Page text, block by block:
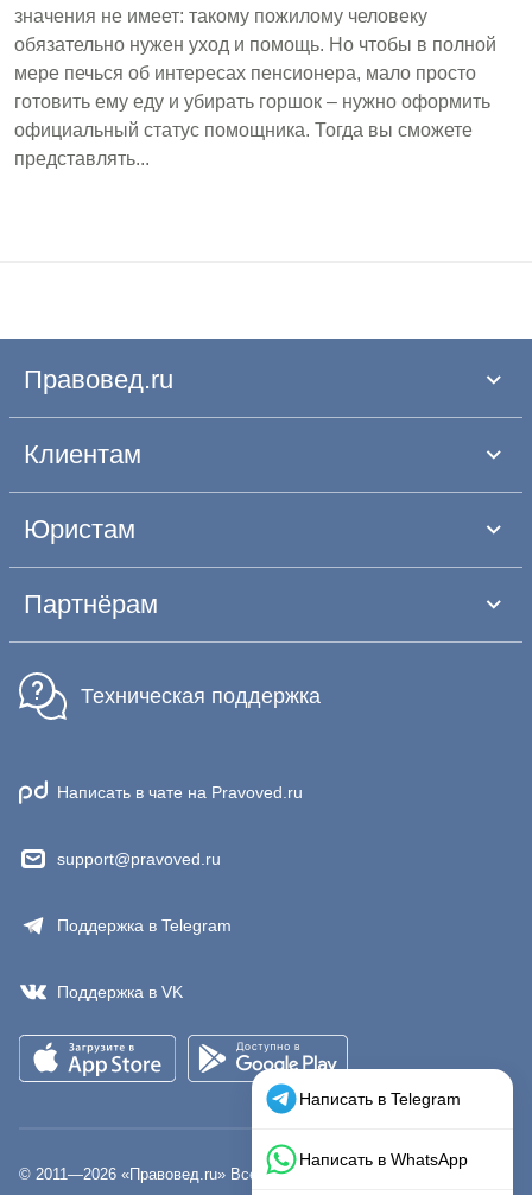
значения не имеет: такому пожилому человеку
обязательно нужен уход и помощь. Но чтобы в полной
мере печься об интересах пенсионера, мало просто
готовить ему еду и убирать горшок – нужно оформить
официальный статус помощника. Тогда вы сможете
представлять...
Правовед.ru
Клиентам
Юристам
Партнёрам
Техническая поддержка
Написать в чате на Pravoved.ru
support@pravoved.ru
Поддержка в Telegram
Поддержка в VK
© 2011—2026 «Правовед.ru» Все права защищены.